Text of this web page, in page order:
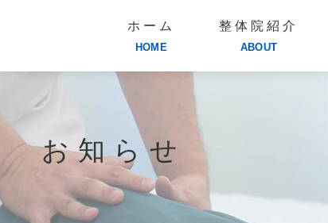
ホーム
HOME
整体院紹介
ABOUT
お知らせ